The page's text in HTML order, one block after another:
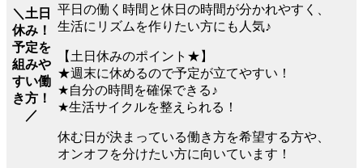
＼土日
休み！
予定を
組みや
すい働
き方！
／
平日の働く時間と休日の時間が分かれやすく、
生活にリズムを作りたい方にも人気♪
【土日休みのポイント★】
★週末に休めるので予定が立てやすい！
★自分の時間を確保できる♪
★生活サイクルを整えられる！
休む日が決まっている働き方を希望する方や、
オンオフを分けたい方に向いています！